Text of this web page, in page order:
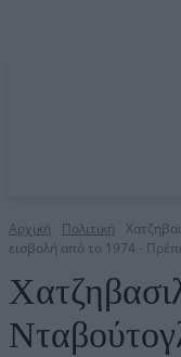
Αρχική Πολιτική
εισβολή από το 1974 -